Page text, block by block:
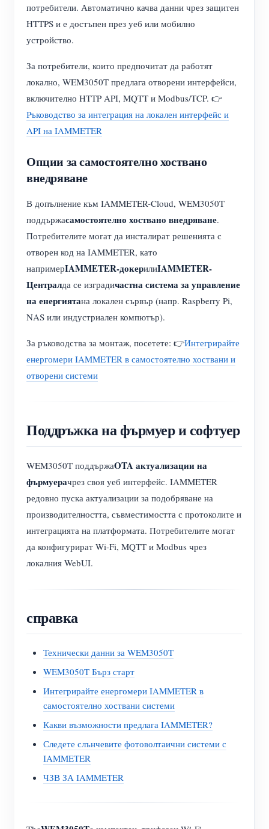
потребители. Автоматично качва данни чрез защитен
HTTPS и е достъпен през уеб или мобилно
устройство.
За потребители, които предпочитат да работят
локално, WEM3050T предлага отворени интерфейси,
включително HTTP API, MQTT и Modbus/TCP. 👉
Ръководство за интеграция на локален интерфейс и
API на IAMMETER
Опции за самостоятелно хоствано
внедряване
В допълнение към IAMMETER-Cloud, WEM3050T
поддържасамостоятелно хоствано внедряване.
Потребителите могат да инсталират решенията с
отворен код на IAMMETER, като
напримерIAMMETER-докерилиIAMMETER-
Централда се изградичастна система за управление
на енергиятана локален сървър (напр. Raspberry Pi,
NAS или индустриален компютър).
За ръководства за монтаж, посетете: 👉Интегрирайте
енергомери IAMMETER в самостоятелно хоствани и
отворени системи
Поддръжка на фърмуер и софтуер
WEM3050T поддържаOTA актуализации на
фърмуерачрез своя уеб интерфейс. IAMMETER
редовно пуска актуализации за подобряване на
производителността, съвместимостта с протоколите и
интеграцията на платформата. Потребителите могат
да конфигурират Wi-Fi, MQTT и Modbus чрез
локалния WebUI.
справка
Технически данни за WEM3050T
WEM3050T Бърз старт
Интегрирайте енергомери IAMMETER в
самостоятелно хоствани системи
Какви възможности предлага IAMMETER?
Следете слънчевите фотоволтаични системи с
IAMMETER
ЧЗВ ЗА IAMMETER